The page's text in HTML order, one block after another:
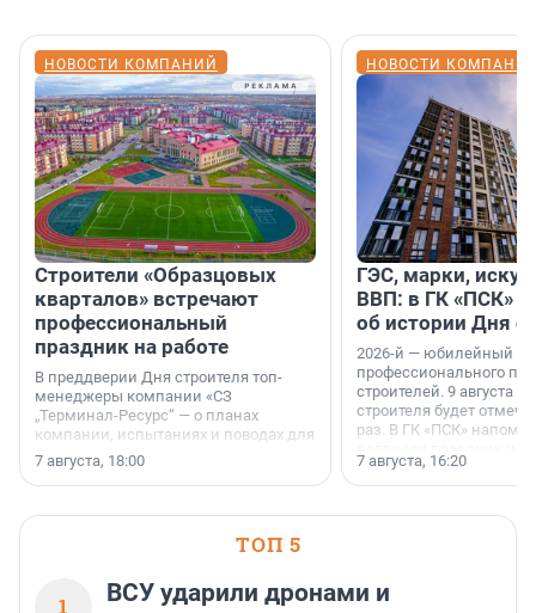
НОВОСТИ КОМПАНИЙ
Строители «Образцовых
кварталов» встречают
профессиональный
праздник на работе
В преддверии Дня строителя топ-
менеджеры компании «СЗ
„Терминал-Ресурс“ — о планах
компании, испытаниях и поводах для
осторожного оптимизма.
7 августа, 18:00
НОВОСТИ
ГЭС, марки,
ВВП: в ГК «ПСК»
об истории Дня
2026-й — юбилейный
профессионального
строителей. 9 августа
строителя будет
раз. В ГК «ПСК»
поменялась роль
7 августа, 16:20
ТОП 5
1
ВСУ ударили дронами и